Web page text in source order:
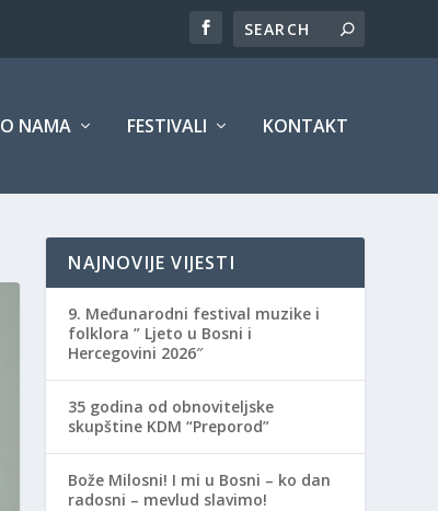
O NAMA FESTIVALI KONTAKT
NAJNOVIJE VIJESTI
9. Međunarodni festival muzike i
folklora ” Ljeto u Bosni i
Hercegovini 2026″
35 godina od obnoviteljske
skupštine KDM “Preporod”
Bože Milosni! I mi u Bosni – ko dan
radosni – mevlud slavimo!